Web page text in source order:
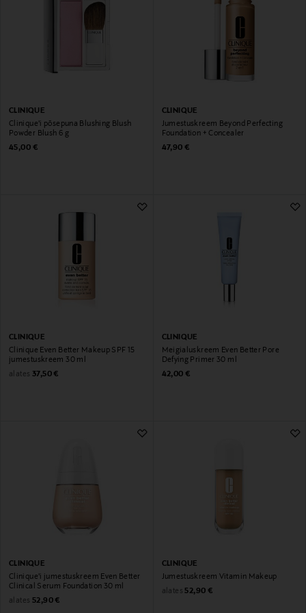
CLINIQUE
Clinique'i põsepuna Blushing Blush
Powder Blush 6 g
Original Price
45,00 €
CLINIQUE
Jumestuskreem Beyond Perfecting
Foundation + Concealer
Original Price
47,90 €
CLINIQUE
Clinique Even Better Makeup SPF 15
jumestuskreem 30 ml
alates Original Price
37,50 €
CLINIQUE
Meigialuskreem Even Better Pore
Defying Primer 30 ml
Original Price
42,00 €
CLINIQUE
Clinique'i jumestuskreem Even Better
Clinical Serum Foundation 30 ml
alates Original Price
52,90 €
CLINIQUE
Jumestuskreem Vitamin Makeup
alates Original Price
52,90 €